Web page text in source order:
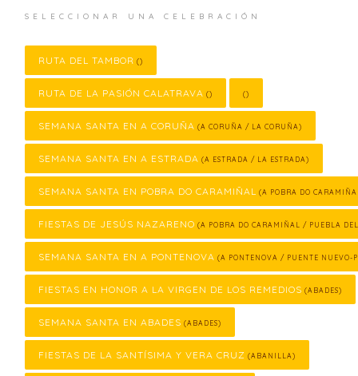
SELECCIONAR UNA CELEBRACIÓN
RUTA DEL TAMBOR ()
RUTA DE LA PASIÓN CALATRAVA () ()
SEMANA SANTA EN A CORUÑA (A CORUÑA / LA CORUÑA)
SEMANA SANTA EN A ESTRADA (A ESTRADA / LA ESTRADA)
SEMANA SANTA EN POBRA DO CARAMIÑAL (A POBRA DO
FIESTAS DE JESÚS NAZARENO (A POBRA DO CARAMIÑAL / PUEBLA
SEMANA SANTA EN A PONTENOVA (A PONTENOVA / PUENTE NUEVO-
FIESTAS EN HONOR A LA VIRGEN DE LOS REMEDIOS (ABADES)
SEMANA SANTA EN ABADES (ABADES)
FIESTAS DE LA SANTÍSIMA Y VERA CRUZ (ABANILLA)